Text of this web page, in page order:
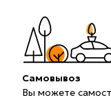
Самовывоз
Вы можете